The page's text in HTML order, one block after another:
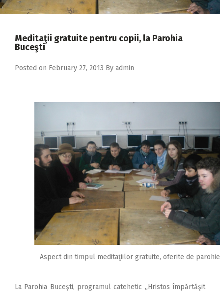
2018
2016
Meditaţii gratuite pentru copii, la Parohia
Buceşti
Posted on February 27, 2013 By admin
Aspect din timpul meditaţiilor gratuite, oferite de parohie
La Parohia Buceşti, programul catehetic „Hristos împărtăşit